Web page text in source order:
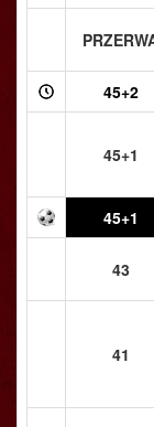
45+2
45+1
45+1
43
41